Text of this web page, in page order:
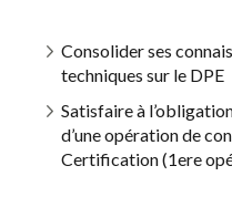
Consolider ses
techniques sur le DPE
Satisfaire à
d’une opération de
Certification (1ere